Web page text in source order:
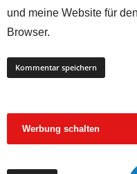
und meine Website für
Browser.
Werbung schalten